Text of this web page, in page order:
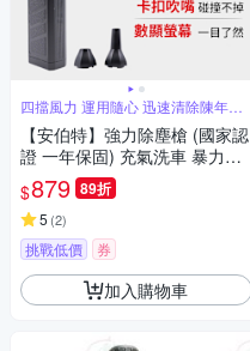
四擋風力 運用隨心 迅速清除陳年灰
塵
【安伯特】強力除塵槍 (國家認
證 一年保固) 充氣洗車 暴力渦
輪 手持強力風槍 暴力吹風
$879 89折
5 (2)
挑戰低價 券
加入購物車